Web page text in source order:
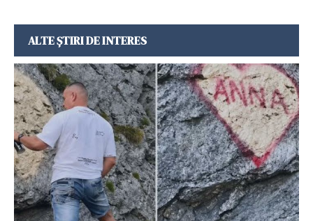
ALTE ȘTIRI DE INTERES